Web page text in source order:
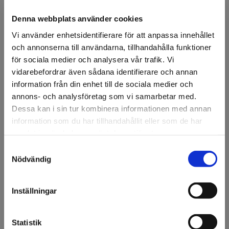
Denna webbplats använder cookies
Vi använder enhetsidentifierare för att anpassa innehållet
och annonserna till användarna, tillhandahålla funktioner
för sociala medier och analysera vår trafik. Vi
vidarebefordrar även sådana identifierare och annan
information från din enhet till de sociala medier och
annons- och analysföretag som vi samarbetar med.
Dessa kan i sin tur kombinera informationen med annan
information som du har tillhandahållit eller som de har
Nödvändig
Inställningar
Statistik
Beskrivning
3M™ Scotchcal™ 50-917 Dark Sahara.50-serien är en
polymer kalendrerad mellanklassfolie med klart,
permanent häftämne. Lättskuren och lättrensad. Finns i
över 40 färger. Lämplig för applicering på plana eller lätt
kurvade ytor.
Upp till 5 års MCS-garanti.
Utgår efter slutförsäljning.
Specifikation
Fråga om produkt